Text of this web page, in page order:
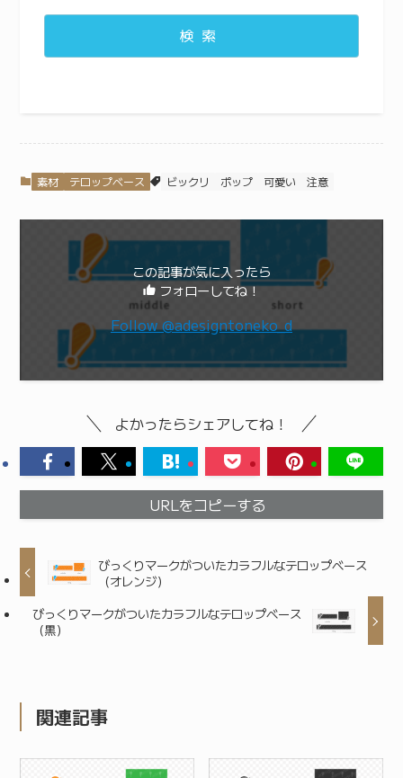
検索
素材 テロップベース ビックリ ポップ 可愛い 注意
この記事が気に入ったら
フォローしてね！
Follow @adesigntoneko_d
よかったらシェアしてね！
URLをコピーする
びっくりマークがついたカラフルなテロップベース
（オレンジ）
びっくりマークがついたカラフルなテロップベース
（黒）
関連記事